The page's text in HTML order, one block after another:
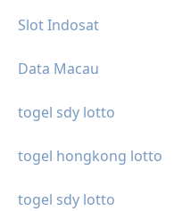
Slot Indosat
Data Macau
togel sdy lotto
togel hongkong lotto
togel sdy lotto